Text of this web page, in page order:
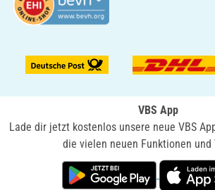
VBS App
Lade dir jetzt kostenlos unsere neue VBS
die vielen neuen Funktionen und